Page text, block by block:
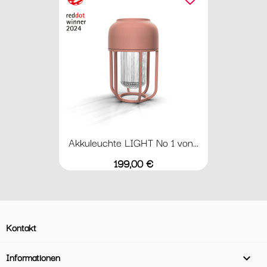
Akkuleuchte LIGHT No 1 von...
Preis
199,00 €
Kontakt
Informationen 